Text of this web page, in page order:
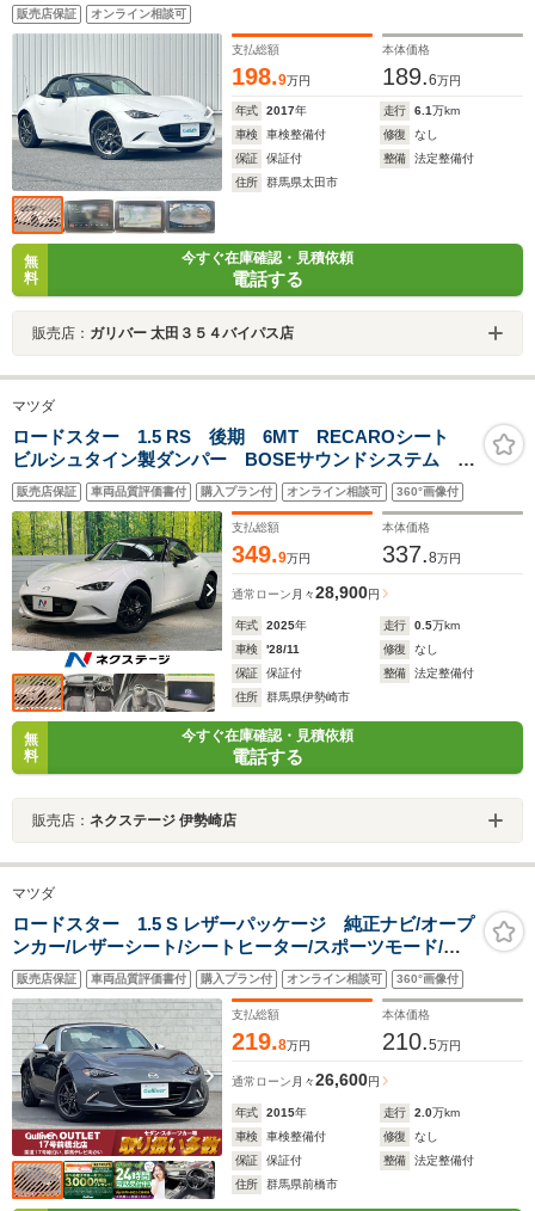
販売店保証 オンライン相談可
支払総額
198.9万円
本体価格
189.6万円
年式 2017年 走行 6.1万km
車検
車検整備付 修復
なし
保証
保証付 整備
法定整備付
住所
群馬県太田市
無
料
今すぐ在庫確認・見積依頼
電話する
販売店： ガリバー 太田３５４バイパス店
マツダ
ロードスター 1.5 RS 後期 6MT RECAROシート
ビルシュタイン製ダンパー BOSEサウンドシステム 禁
煙車 1オーナー 8.8型マツダコネクトナビI-
ACTIVESENSE AppleCarPlay
販売店保証 車両品質評価書付 購入プラン付 オンライン相談可 360°画像付
支払総額
349.9万円
本体価格
337.8万円
通常ローン 月々28,900円
年式 2025年 走行 0.5万km
車検
'28/11 修復
なし
保証
保証付 整備
法定整備付
住所
群馬県伊勢崎市
無
料
今すぐ在庫確認・見積依頼
電話する
販売店： ネクステージ 伊勢崎店
マツダ
ロードスター 1.5 S レザーパッケージ 純正ナビ/オープ
ンカー/レザーシート/シートヒーター/スポーツモード/パ
ドルシフト/レーンキープアシスト/LEDオートライ
ト/USBポート/アイドリングストップ/革巻きステアリン
グ/純正アルミホイール/衝突軽減ブレーキ
販売店保証 車両品質評価書付 購入プラン付 オンライン相談可 360°画像付
支払総額
219.8万円
本体価格
210.5万円
通常ローン 月々26,600円
年式 2015年 走行 2.0万km
車検
車検整備付 修復
なし
保証
保証付 整備
法定整備付
住所
群馬県前橋市